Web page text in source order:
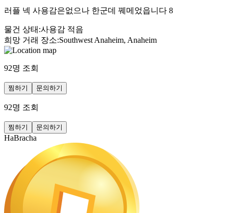
러플 넥 사용감은없으나 한군데 꿰메었읍니다 8
물건 상태 :사용감 적음
희망 거래 장소:Southwest Anaheim, Anaheim
92명 조회
찜하기 문의하기
92명 조회
찜하기 문의하기
HaBracha